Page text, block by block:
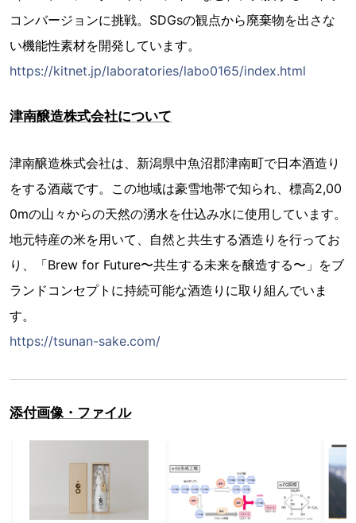
コンバージョンに挑戦。SDGsの観点から廃棄物を出さな
い機能性素材を開発しています。
https://kitnet.jp/laboratories/labo0165/index.html
津南醸造株式会社について
津南醸造株式会社は、新潟県中魚沼郡津南町で日本酒造り
をする酒蔵です。この地域は豪雪地帯で知られ、標高2,00
0mの山々からの天然の湧水を仕込み水に使用しています。
地元特産の米を用いて、自然と共生する酒造りを行ってお
り、「Brew for Future〜共生する未来を醸造する〜」をブ
ランドコンセプトに持続可能な酒造りに取り組んでいま
す。
https://tsunan-sake.com/
添付画像・ファイル